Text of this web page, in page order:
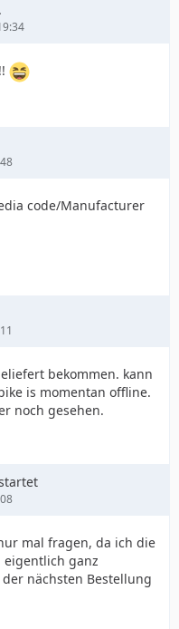
code/Manufacturer
bekommen. kann
is momentan offline.
noch gesehen.
mal fragen, da ich die
ganz
nächsten Bestellung